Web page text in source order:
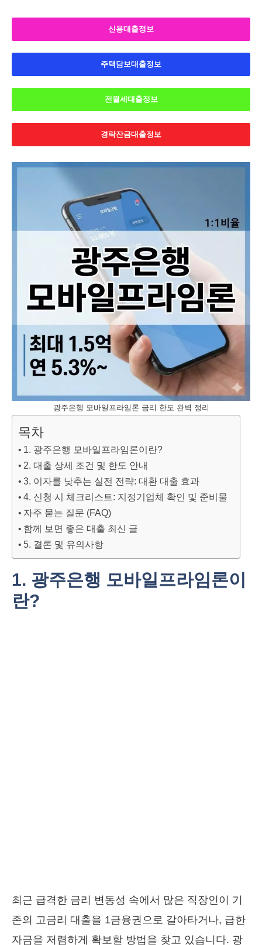
신용대출정보
주택담보대출정보
전월세대출정보
경락잔금대출정보
광주은행 모바일프라임론 금리 한도 완벽 정리
목차
1. 광주은행 모바일프라임론이란?
2. 대출 상세 조건 및 한도 안내
3. 이자를 낮추는 실전 전략: 대환 대출 효과
4. 신청 시 체크리스트: 지정기업체 확인 및 준비물
자주 묻는 질문 (FAQ)
함께 보면 좋은 대출 최신 글
5. 결론 및 유의사항
1. 광주은행 모바일프라임론이
란?
최근 급격한 금리 변동성 속에서 많은 직장인이 기
존의 고금리 대출을 1금융권으로 갈아타거나, 급한
자금을 저렴하게 확보할 방법을 찾고 있습니다. 광